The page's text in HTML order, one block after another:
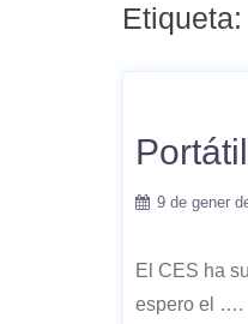
Etiqueta:
9 de gener
El CES ha
espero el ….